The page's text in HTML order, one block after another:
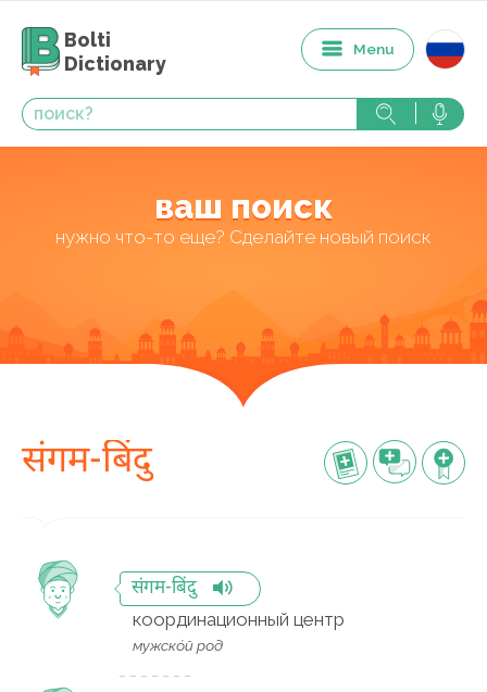
Bolti
Dictionary
Menu
ваш поиск
нужно что-то еще? Сделайте новый поиск
संगम-बिंदु
संगम-बिंदु
координационный центр
мужско́й род